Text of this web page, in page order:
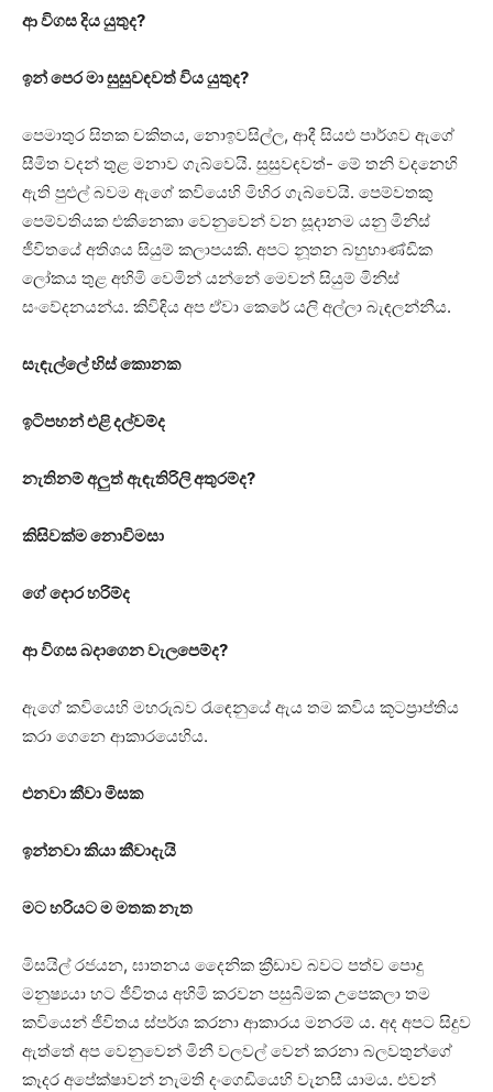
ආ විගස දිය යුතුද?
ඉන් පෙර මා සුසුවඳවත් විය යුතුද?
පෙමාතුර සිතක චකිතය, නොඉවසිල්ල, ආදී සියළු පාර්ශව ඇගේ
සීමිත වදන් තුළ මනාව ගැබ්වෙයි. සුසුවඳවත්- මේ තනි වදනෙහි
ඇති පුළුල් බවම ඇගේ කවියෙහි මිහිර ගැබ්වෙයි. පෙම්වතකු
පෙම්වතියක එකිනෙකා වෙනුවෙන් වන සූදානම යනු මිනිස්
ජීවිතයේ අතිශය සියුම් කලාපයකි. අපට නූතන බහුභාණ්ඩික
ලෝකය තුළ අහිමි වෙමින් යන්නේ මෙවන් සියුම් මිනිස්
සංවේදනයන්ය. කිවිඳිය අප ඒවා කෙරේ යලි අල්ලා බැඳලන්නීය.
සැඳැල්ලේ හිස් කොනක
ඉටිපහන් එළි දල්වම්ද
නැතිනම් අලුත් ඇඳැතිරිලි අතුරම්ද?
කිසිවක්ම නොවිමසා
ගේ දොර හරිම්ද
ආ විගස බදාගෙන වැලපෙම්ද?
ඇගේ කවියෙහි මහරුබව රැඳෙනුයේ ඇය තම කවිය කූටප්‍රාප්තිය
කරා ගෙනෙ ආකාරයෙහිය.
එනවා කීවා මිසක
ඉන්නවා කියා කීවාදැයි
මට හරියට ම මතක නැත
මිසයිල් රජයන, ඝාතනය දෛනික ක්‍රීඩාව බවට පත්ව පොදු
මනුෂ්‍යයා හට ජීවිතය අහිමි කරවන පසුබිමක උපෙකලා තම
කවියෙන් ජීවිතය ස්පර්ශ කරනා ආකාරය මනරම් ය. අද අපට සිදුව
ඇත්තේ අප වෙනුවෙන් මිනී වලවල් වෙන් කරනා බලවතුන්ගේ
කෑදර අපේක්ෂාවන් නැමති දංගෙඩියෙහි වැනසී යාමය. එවන්